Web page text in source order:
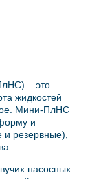
– это
жидкостей
Мини-ПлНС
и
и резервные),
насосных